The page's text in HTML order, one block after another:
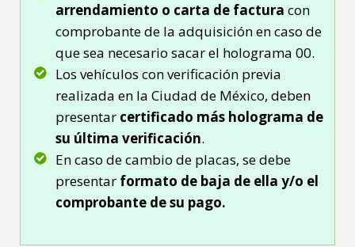
arrendamiento o carta de factura con
comprobante de la adquisición en caso de
que sea necesario sacar el holograma 00.
Los vehículos con verificación previa
realizada en la Ciudad de México, deben
presentar certificado más holograma de
su última verificación.
En caso de cambio de placas, se debe
presentar formato de baja de ella y/o el
comprobante de su pago.